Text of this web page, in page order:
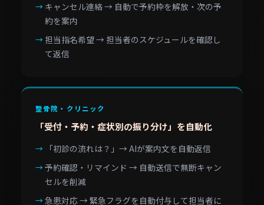
キャンセル連絡 → 自動で予約枠を解放・次の予
約を案内
担当指名希望 → 担当者のスケジュールを確認し
て返信
整骨院・クリニック
「受付・予約・症状別の振り分け」を自動化
「初診の流れは？」→ AIが案内文を自動返信
予約確認・リマインド → 自動送信で無断キャン
セルを削減
急患対応 → 緊急フラグを自動付与して担当者に